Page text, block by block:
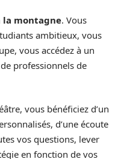
la montagne. Vous
ambitieux, vous
vous accédez à un
de professionnels de
vous bénéficiez d’un
d’une écoute
vos questions, lever
en fonction de vos